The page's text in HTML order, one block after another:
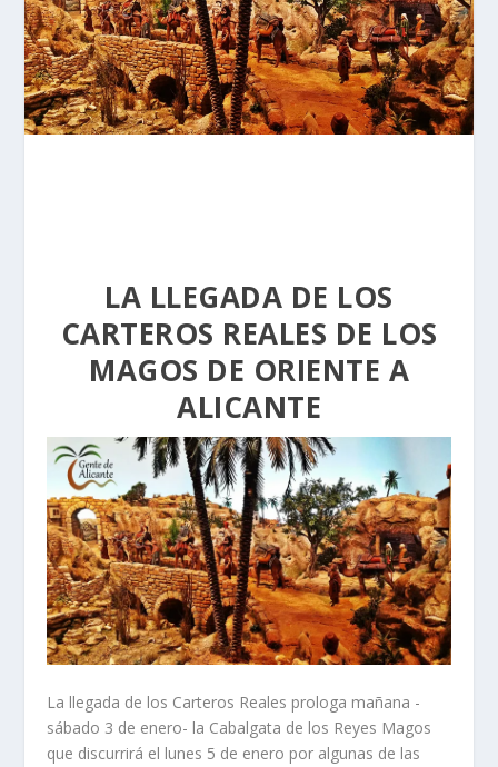
LA LLEGADA DE LOS
CARTEROS REALES DE LOS
MAGOS DE ORIENTE A
ALICANTE
La llegada de los Carteros Reales prologa mañana -
sábado 3 de enero- la Cabalgata de los Reyes Magos
que discurrirá el lunes 5 de enero por algunas de las